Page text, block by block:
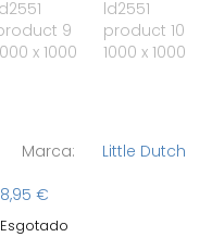
Marca:
Little Dutch
8,95 €
Esgotado